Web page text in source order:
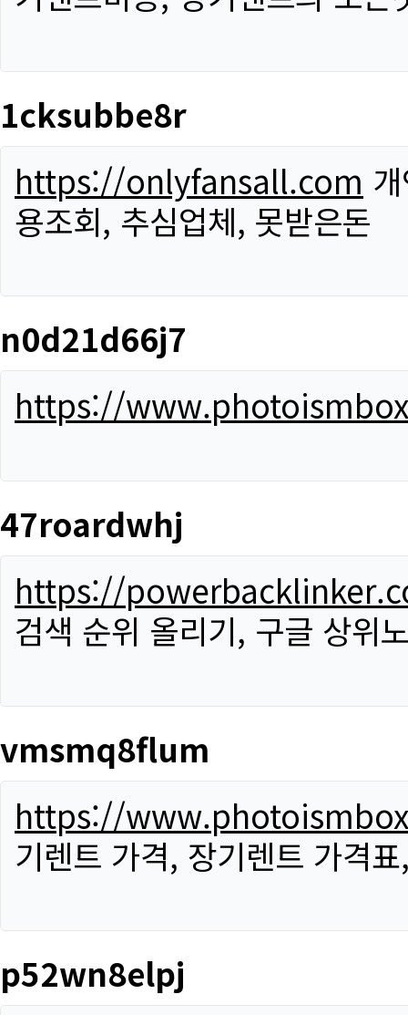
1cksubbe8r
https://onlyfansall.com
용조회, 추심업체, 못받은돈
n0d21d66j7
https://
47roardwhj
https://
검색 순위 올리기, 구글 상위
vmsmq8flum
https://
기렌트 가격, 장기렌트 가격
p52wn8elpj